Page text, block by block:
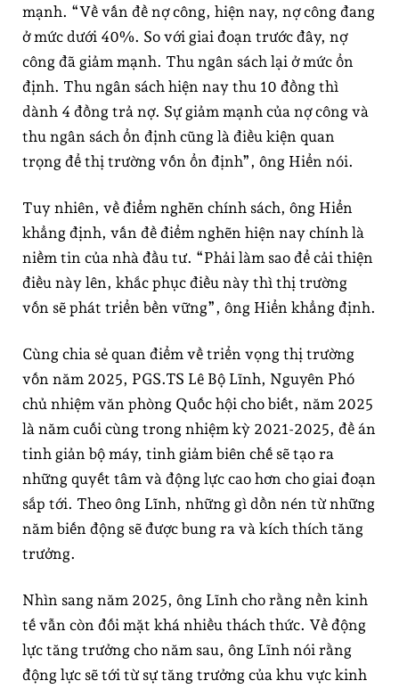
mạnh. “Về vấn đề nợ công, hiện nay, nợ công đang
ở mức dưới 40%. So với giai đoạn trước đây, nợ
công đã giảm mạnh. Thu ngân sách lại ở mức ổn
định. Thu ngân sách hiện nay thu 10 đồng thì
dành 4 đồng trả nợ. Sự giảm mạnh của nợ công và
thu ngân sách ổn định cũng là điều kiện quan
trọng để thị trường vốn ổn định”, ông Hiển nói.
Tuy nhiên, về điểm nghẽn chính sách, ông Hiển
khẳng định, vấn đề điểm nghẽn hiện nay chính là
niềm tin của nhà đầu tư. “Phải làm sao để cải thiện
điều này lên, khắc phục điều này thì thị trường
vốn sẽ phát triển bền vững”, ông Hiển khẳng định.
Cùng chia sẻ quan điểm về triển vọng thị trường
vốn năm 2025, PGS.TS Lê Bộ Lĩnh, Nguyên Phó
chủ nhiệm văn phòng Quốc hội cho biết, năm 2025
là năm cuối cùng trong nhiệm kỳ 2021-2025, đề án
tinh giản bộ máy, tinh giảm biên chế sẽ tạo ra
những quyết tâm và động lực cao hơn cho giai đoạn
sắp tới. Theo ông Lĩnh, những gì dồn nén từ những
năm biến động sẽ được bung ra và kích thích tăng
trưởng.
Nhìn sang năm 2025, ông Lĩnh cho rằng nền kinh
tế vẫn còn đối mặt khá nhiều thách thức. Về động
lực tăng trưởng cho năm sau, ông Lĩnh nói rằng
động lực sẽ tới từ sự tăng trưởng của khu vực kinh